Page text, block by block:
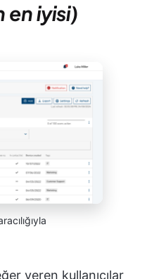
en iyisi)
veren kullanıcılar